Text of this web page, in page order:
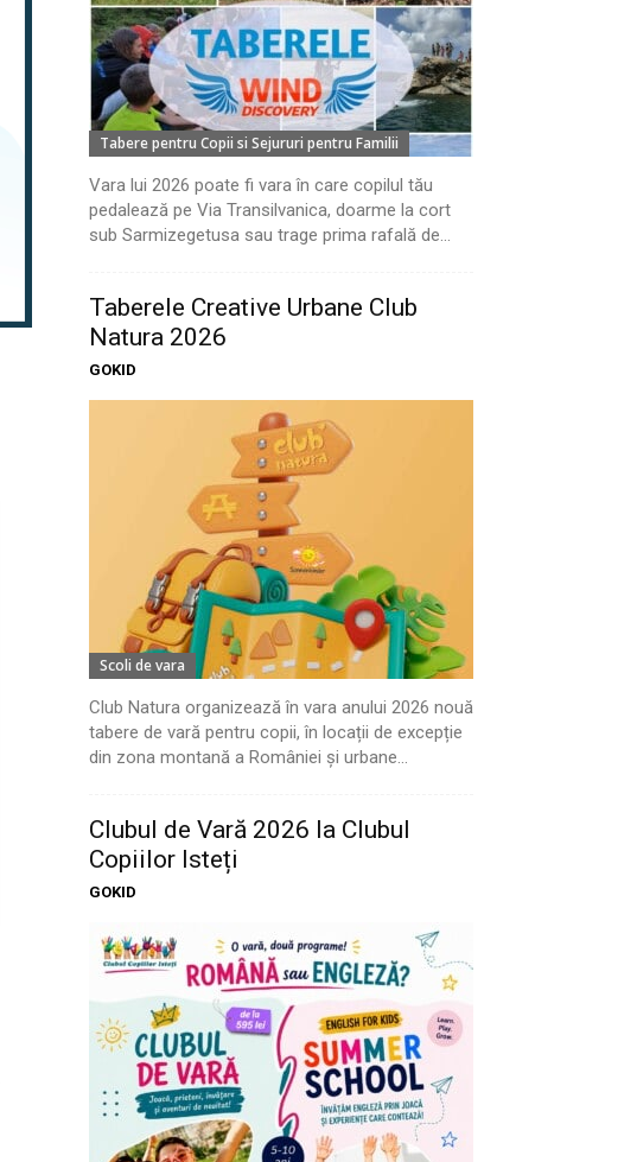
Tabere pentru Copii si Sejururi pentru Familii
Vara lui 2026 poate fi vara în care copilul tău
pedalează pe Via Transilvanica, doarme la cort
sub Sarmizegetusa sau trage prima rafală de...
Taberele Creative Urbane Club
Natura 2026
GOKID
Scoli de vara
Club Natura organizează în vara anului 2026 nouă
tabere de vară pentru copii, în locații de excepție
din zona montană a României și urbane...
Clubul de Vară 2026 la Clubul
Copiilor Isteți
GOKID